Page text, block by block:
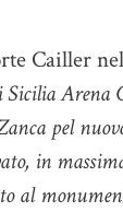
Cailler
Arena
pel
in
al